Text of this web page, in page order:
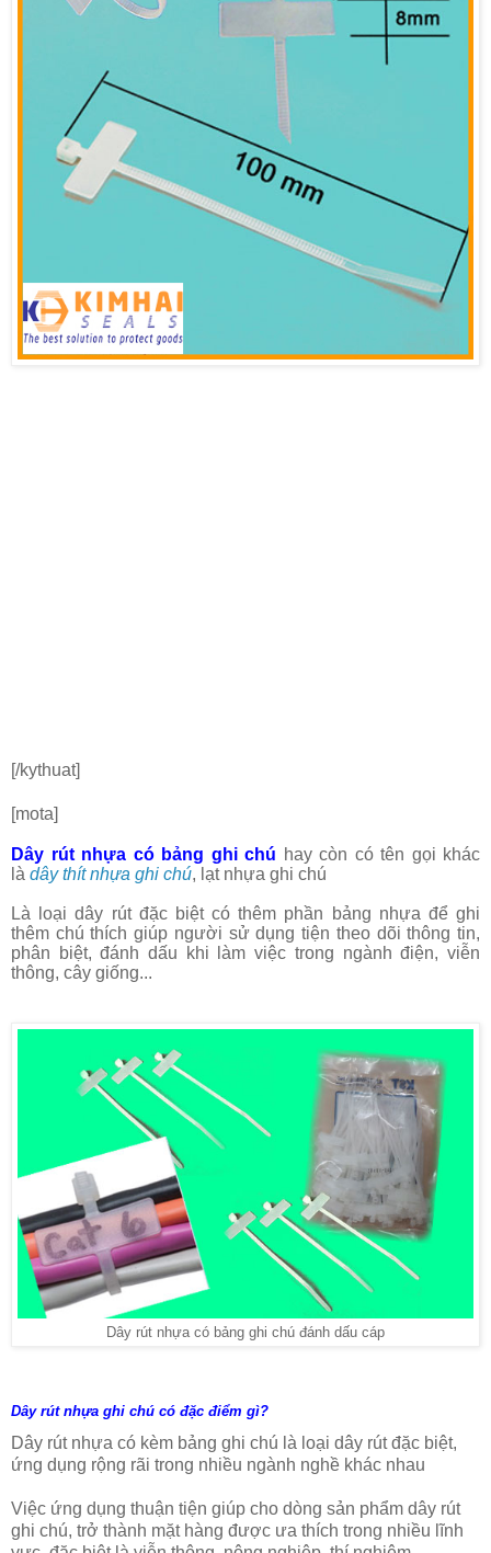
[/kythuat]
[mota]
Dây rút nhựa có bảng ghi chú hay còn có tên gọi khác
là dây thít nhựa ghi chú, lạt nhựa ghi chú
Là loại dây rút đặc biệt có thêm phần bảng nhựa để ghi
thêm chú thích giúp người sử dụng tiện theo dõi thông tin,
phân biệt, đánh dấu khi làm việc trong ngành điện, viễn
thông, cây giống...
Dây rút nhựa có bảng ghi chú đánh dấu cáp
Dây rút nhựa ghi chú có đặc điểm gì?
Dây rút nhựa có kèm bảng ghi chú là loại dây rút đặc biệt,
ứng dụng rộng rãi trong nhiều ngành nghề khác nhau
Việc ứng dụng thuận tiện giúp cho dòng sản phẩm dây rút
ghi chú, trở thành mặt hàng được ưa thích trong nhiều lĩnh